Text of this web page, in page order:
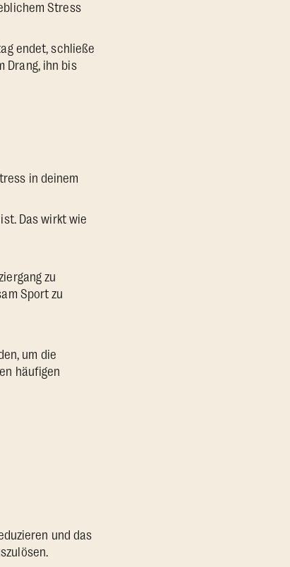
Stress
endet, schließe
Drang, ihn bis
in deinem
Das wirkt wie
zu
Sport zu
um die
häufigen
und das